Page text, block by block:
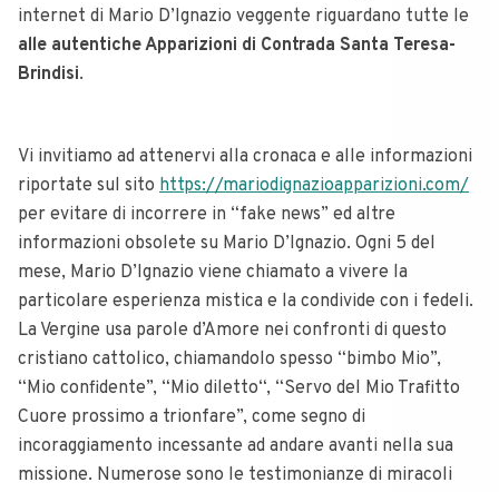
internet di Mario D’Ignazio veggente riguardano tutte le
alle autentiche Apparizioni di Contrada Santa Teresa-
Brindisi.
Vi invitiamo ad attenervi alla cronaca e alle informazioni
riportate sul sito https://mariodignazioapparizioni.com/
per evitare di incorrere in “fake news” ed altre
informazioni obsolete su Mario D’Ignazio. Ogni 5 del
mese, Mario D’Ignazio viene chiamato a vivere la
particolare esperienza mistica e la condivide con i fedeli.
La Vergine usa parole d’Amore nei confronti di questo
cristiano cattolico, chiamandolo spesso “bimbo Mio”,
“Mio confidente”, “Mio diletto“, “Servo del Mio Trafitto
Cuore prossimo a trionfare”, come segno di
incoraggiamento incessante ad andare avanti nella sua
missione. Numerose sono le testimonianze di miracoli